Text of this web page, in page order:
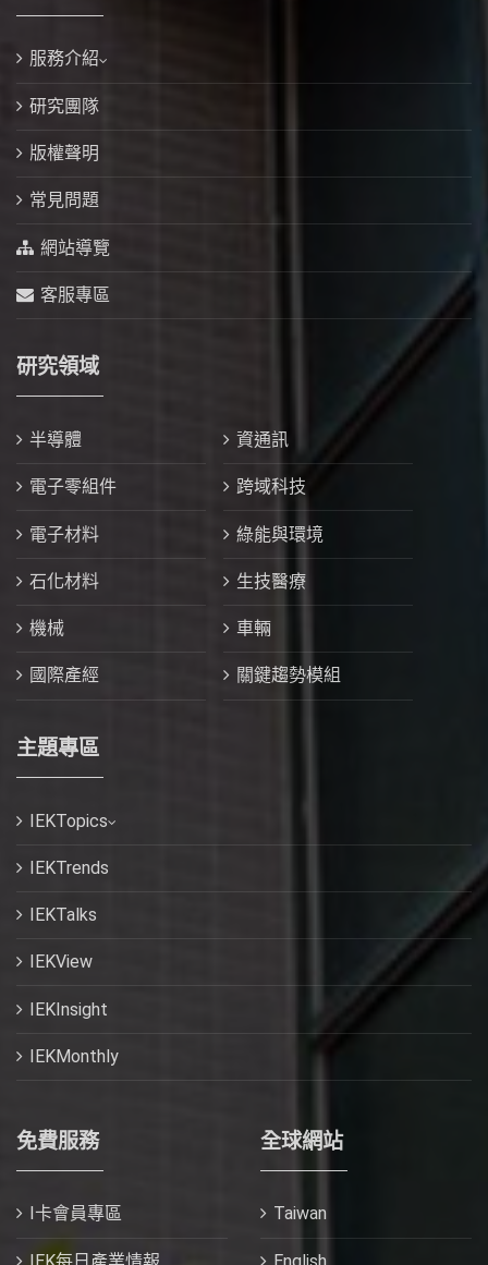
服務介紹
研究團隊
版權聲明
常見問題
網站導覽
客服專區
研究領域
半導體 資通訊
電子零組件 跨域科技
電子材料 綠能與環境
石化材料 生技醫療
機械 車輛
國際產經 關鍵趨勢模組
主題專區
IEKTopics
IEKTrends
IEKTalks
IEKView
IEKInsight
IEKMonthly
免費服務
I卡會員專區
全球網站
Taiwan